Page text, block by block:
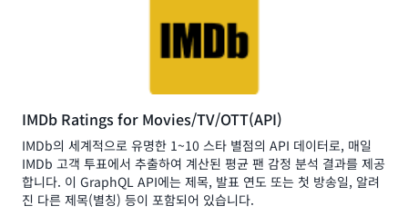
IMDb Ratings for Movies/TV/OTT(API)
IMDb의 세계적으로 유명한 1~10 스타 별점의 API 데이터로, 매일
IMDb 고객 투표에서 추출하여 계산된 평균 팬 감정 분석 결과를 제공
합니다. 이 GraphQL API에는 제목, 발표 연도 또는 첫 방송일, 알려
진 다른 제목(별칭) 등이 포함되어 있습니다.